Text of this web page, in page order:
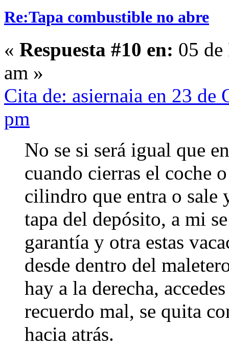
Re:Tapa combustible no abre
« Respuesta #10 en: 05
am »
Cita de: asiernaia en 23 de
pm
No se si será igual que
cuando cierras el coche
cilindro que entra o sale
tapa del depósito, a mi
garantía y otra estas
desde dentro del
hay a la derecha,
recuerdo mal, se quita
hacia atrás.